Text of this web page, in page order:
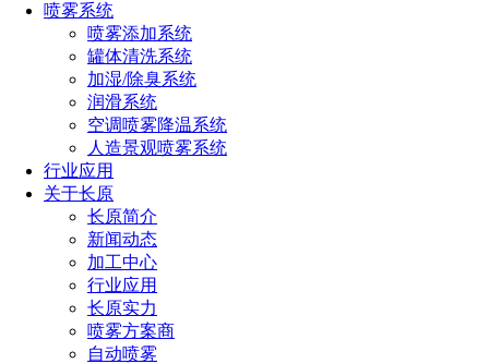
喷雾系统
喷雾添加系统
罐体清洗系统
加湿/除臭系统
润滑系统
空调喷雾降温系统
人造景观喷雾系统
行业应用
关于长原
长原简介
新闻动态
加工中心
行业应用
长原实力
喷雾方案商
自动喷雾